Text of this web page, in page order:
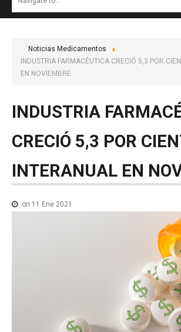
NOTICIAS
NOTICIAS MEDICAMENTOS
Noticias Medicamentos
INDUSTRIA FARMACÉUTICA CRECIÓ 5,3 POR
EN NOVIEMBRE
INDUSTRIA
CRECIÓ 5,3 POR
INTERANUAL EN
on 11 Ene 2021